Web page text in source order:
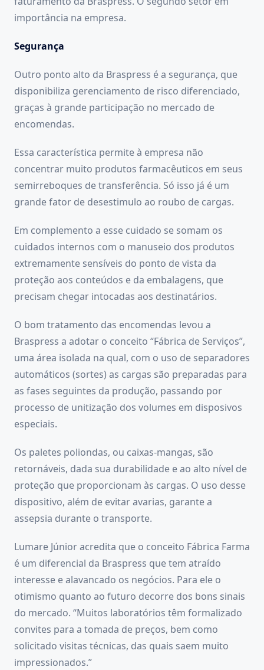
importância na empresa.
Segurança
Outro ponto alto da Braspress é a segurança, que
disponibiliza gerenciamento de risco diferenciado,
graças à grande participação no mercado de
encomendas.
Essa característica permite à empresa não
concentrar muito produtos farmacêuticos em seus
semirreboques de transferência. Só isso já é um
grande fator de desestimulo ao roubo de cargas.
Em complemento a esse cuidado se somam os
cuidados internos com o manuseio dos produtos
extremamente sensíveis do ponto de vista da
proteção aos conteúdos e da embalagens, que
precisam chegar intocadas aos destinatários.
O bom tratamento das encomendas levou a
Braspress a adotar o conceito “Fábrica de Serviços”,
uma área isolada na qual, com o uso de separadores
automáticos (sortes) as cargas são preparadas para
as fases seguintes da produção, passando por
processo de unitização dos volumes em disposivos
especiais.
Os paletes poliondas, ou caixas-mangas, são
retornáveis, dada sua durabilidade e ao alto nível de
proteção que proporcionam às cargas. O uso desse
dispositivo, além de evitar avarias, garante a
assepsia durante o transporte.
Lumare Júnior acredita que o conceito Fábrica Farma
é um diferencial da Braspress que tem atraído
interesse e alavancado os negócios. Para ele o
otimismo quanto ao futuro decorre dos bons sinais
do mercado. “Muitos laboratórios têm formalizado
convites para a tomada de preços, bem como
solicitado visitas técnicas, das quais saem muito
impressionados.”